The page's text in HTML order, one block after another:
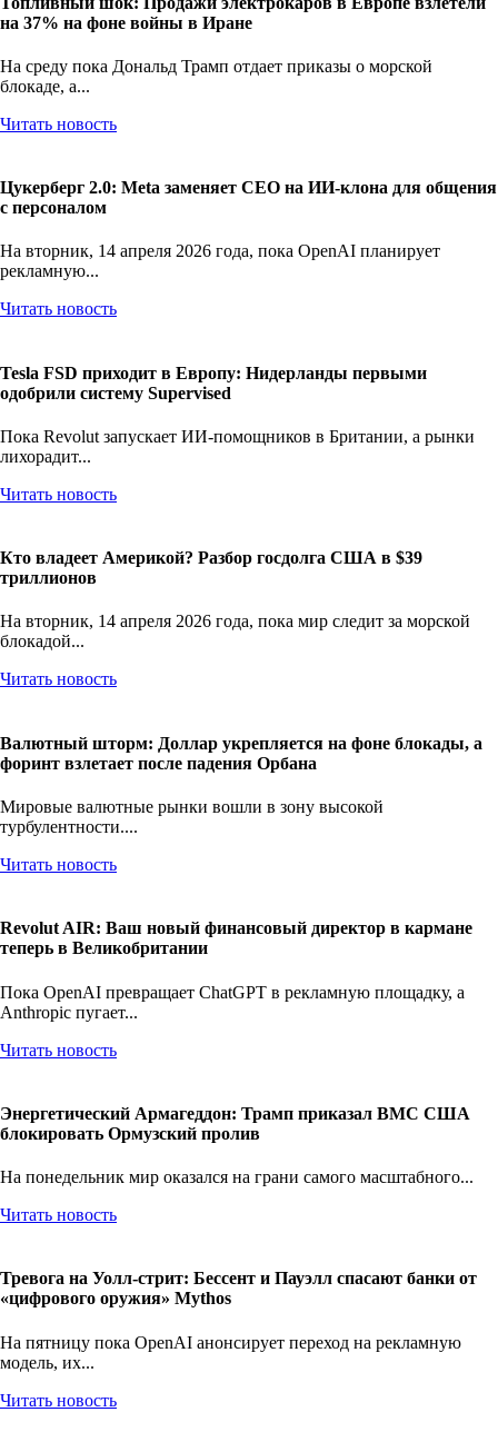
на 37% на фоне войны в Иране
На среду пока Дональд Трамп отдает приказы о морской
блокаде, а...
Читать новость
Цукерберг 2.0: Meta заменяет CEO на ИИ-клона для общения
с персоналом
На вторник, 14 апреля 2026 года, пока OpenAI планирует
рекламную...
Читать новость
Tesla FSD приходит в Европу: Нидерланды первыми
одобрили систему Supervised
Пока Revolut запускает ИИ-помощников в Британии, а рынки
лихорадит...
Читать новость
Кто владеет Америкой? Разбор госдолга США в $39
триллионов
На вторник, 14 апреля 2026 года, пока мир следит за морской
блокадой...
Читать новость
Валютный шторм: Доллар укрепляется на фоне блокады, а
форинт взлетает после падения Орбана
Мировые валютные рынки вошли в зону высокой
турбулентности....
Читать новость
Revolut AIR: Ваш новый финансовый директор в кармане
теперь в Великобритании
Пока OpenAI превращает ChatGPT в рекламную площадку, а
Anthropic пугает...
Читать новость
Энергетический Армагеддон: Трамп приказал ВМС США
блокировать Ормузский пролив
На понедельник мир оказался на грани самого масштабного...
Читать новость
Тревога на Уолл-стрит: Бессент и Пауэлл спасают банки от
«цифрового оружия» Mythos
На пятницу пока OpenAI анонсирует переход на рекламную
модель, их...
Читать новость